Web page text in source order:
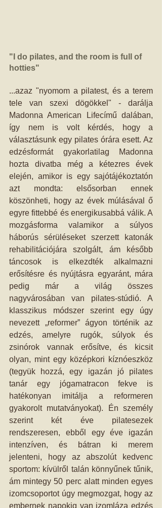
"I do pilates, and the room is full of
hotties"
...azaz "nyomom a pilatest, és a terem
tele van szexi dögökkel" - darálja
Madonna American Lifecímű dalában,
így nem is volt kérdés, hogy a
választásunk egy pilates órára esett. Az
edzésformát gyakorlatilag Madonna
hozta divatba még a kétezres évek
elején, amikor is egy sajótájékoztatón
azt mondta: elsősorban ennek
köszönheti, hogy az évek múlásával ő
egyre fittebbé és energikusabbá válik. A
mozgásforma valamikor a súlyos
háborús sérüléseket szerzett katonák
rehabilitációjára szolgált, ám később
táncosok is elkezdték alkalmazni
erősítésre és nyújtásra egyaránt, mára
pedig már a világ összes
nagyvárosában van pilates-stúdió. A
klasszikus módszer szerint egy úgy
nevezett „reformer” ágyon történik az
edzés, amelyre rugók, súlyok és
zsinórok vannak erősítve, és kicsit
olyan, mint egy középkori kíznóeszköz
(tegyük hozzá, egy igazán jó pilates
tanár egy jógamatracon fekve is
hatékonyan imitálja a reformeren
gyakorolt mutatványokat). Én személy
szerint két éve pilatesezek
rendszeresen, ebből egy éve igazán
intenzíven, és bátran ki merem
jelenteni, hogy az abszolút kedvenc
sportom: kívülről talán könnyűnek tűnik,
ám mintegy 50 perc alatt minden egyes
izomcsoportot úgy megmozgat, hogy az
embernek napokig van izomláza edzés